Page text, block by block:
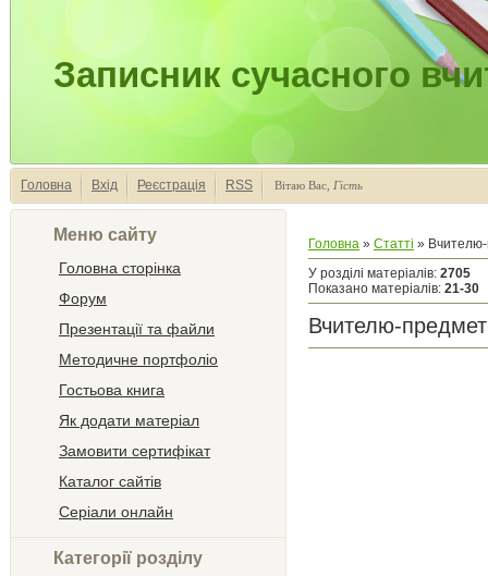
Записник сучасного
Головна Вхід Реєстрація RSS Вітаю Вас Гість
Меню сайту
Головна сторінка
Форум
Презентації та файли
Методичне портфоліо
Гостьова книга
Як додати матеріал
Замовити сертифікат
Каталог сайтів
Серіали онлайн
Категорії розділу
Головна » Статті »
У розділі матеріалів: 2705
Показано матеріалів: 21-30
Вчителю-